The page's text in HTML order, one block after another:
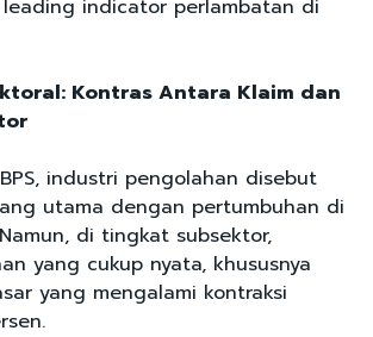
indicator perlambatan di
Kontras Antara Klaim dan
industri pengolahan disebut
utama dengan pertumbuhan di
di tingkat subsektor,
yang cukup nyata, khususnya
yang mengalami kontraksi